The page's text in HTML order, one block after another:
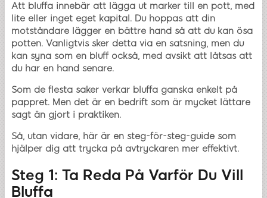
Att bluffa innebär att lägga ut marker till en pott, med
lite eller inget eget kapital. Du hoppas att din
motståndare lägger en bättre hand så att du kan ösa
potten. Vanligtvis sker detta via en satsning, men du
kan syna som en bluff också, med avsikt att låtsas att
du har en hand senare.
Som de flesta saker verkar bluffa ganska enkelt på
pappret. Men det är en bedrift som är mycket lättare
sagt än gjort i praktiken.
Så, utan vidare, här är en steg-för-steg-guide som
hjälper dig att trycka på avtryckaren mer effektivt.
Steg 1: Ta Reda På Varför Du Vill
Bluffa